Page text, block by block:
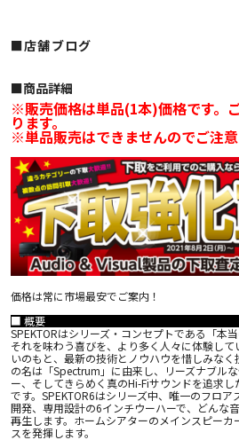
■店舗ブログ
■︎商品詳細
※販売価格は単品(1本)価格です。
ります。
※単品販売はできませんのでご注意
価格は常に市場最安でご案内！
■ 概要
SPEKTORはシリーズ・コンセプトである「本
それを味わう喜びを、より多く人々に体験して
いのもと、最新の技術とノウハウを惜しみな
の名は「Spectrum」に由来し、リーズナブル
ー、そしてきらめく真のHi-Fiサウンドを追求
です。SPEKTOR6はシリーズ中、唯一のフロ
開発、専用設計の6インチウーハーで、どんな
再生します。ホームシアターのメインスピーカ
スを発揮します。